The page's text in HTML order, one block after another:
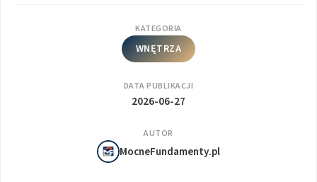
KATEGORIA
WNĘTRZA
DATA PUBLIKACJI
2026-06-27
AUTOR
MocneFundamenty.pl